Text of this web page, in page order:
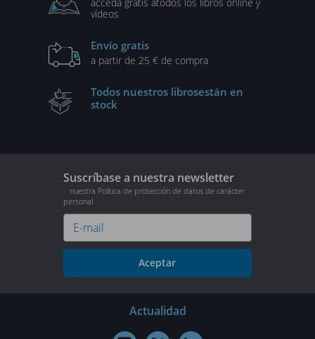
vídeos
Envío gratis
a partir de 25 € de compra
Todos nuestros librosestán en
stock
Suscríbase a nuestra newsletter
nuestra Política de protección de datos de carácter
personal
Aceptar
Actualidad